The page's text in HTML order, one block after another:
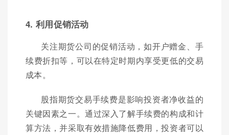
4. 利用促销活动
关注期货公司的促销活动，如开户赠金、手
续费折扣等，可以在特定时期内享受更低的交易
成本。
股指期货交易手续费是影响投资者净收益的
关键因素之一。通过深入了解手续费的构成和计
算方法，并采取有效措施降低费用，投资者可以